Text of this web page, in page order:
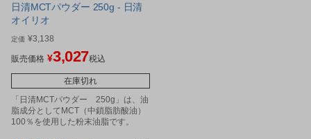
日清MCTパウダー 250g - 日清
オイリオ
定価 ¥3,138
販売価格 ¥3,027税込
在庫切れ
「日清MCTパウダー 250g」は、油
脂成分としてMCT（中鎖脂肪酸油）
100％を使用した粉末油脂です。